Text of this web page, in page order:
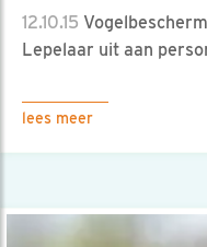
12.10.15
Lepelaar uit aan
lees meer